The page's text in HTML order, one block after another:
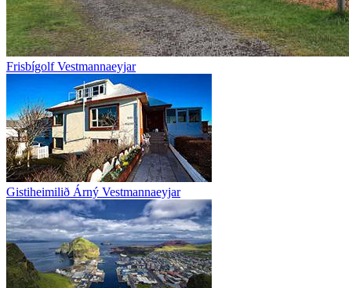
Frisbígolf Vestmannaeyjar
Gistiheimilið Árný Vestmannaeyjar